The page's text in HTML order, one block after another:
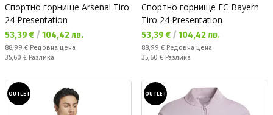
Спортно горнище Arsenal Tiro
24 Presentation
Текуща цена:
53,39 € / 104,42 лв.
Редовна цена:
88,99 € Редовна цена
Спестявате:
35,60 € Разлика
Спортно горнище FC Bayern
Tiro 24 Presentation
Текуща цена:
53,39 € / 104,42 лв.
Редовна цена:
88,99 € Редовна цена
Спестявате:
35,60 € Разлика
OUTLET OUTLET